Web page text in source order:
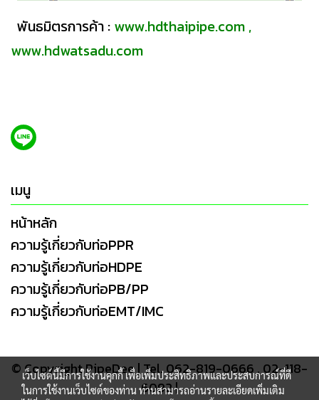
พันธมิตรการค้า : www.hdthaipipe.com ,
www.hdwatsadu.com
เมนู
หน้าหลัก
ความรู้เกี่ยวกับท่อPPR
ความรู้เกี่ยวกับท่อHDPE
ความรู้เกี่ยวกับท่อPB/PP
ความรู้เกี่ยวกับท่อEMT/IMC
© Copyright PipeDee | Tel. 062-819-0666 , 02-118-
6092 |
เว็บไซต์นี้มีการใช้งานคุกกี้ เพื่อเพิ่มประสิทธิภาพและประสบการณ์ที่ดี
ในการใช้งานเว็บไซต์ของท่าน ท่านสามารถอ่านรายละเอียดเพิ่มเติม